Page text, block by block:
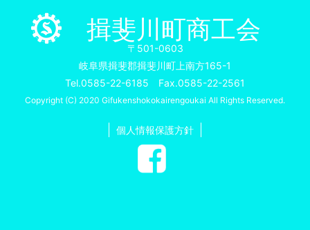
揖斐川町商工会
〒501-0603
岐阜県揖斐郡揖斐川町上南方165-1
Tel.0585-22-6185 Fax.0585-22-2561
Copyright (C) 2020 Gifukenshokokairengoukai All Rights Reserved.
個人情報保護方針